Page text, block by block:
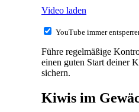
Video laden
YouTube immer
Führe regelmäßige
einen guten Start deiner
sichern.
Kiwis im